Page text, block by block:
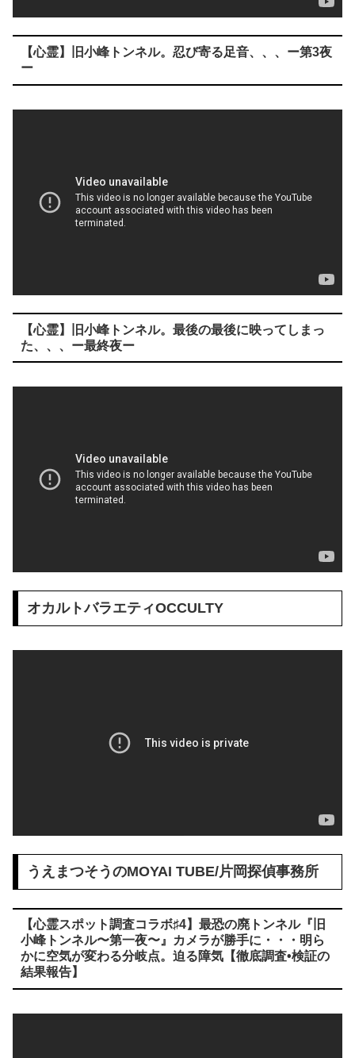
【心霊】旧小峰トンネル。忍び寄る足音、、、ー第3夜
ー
【心霊】旧小峰トンネル。最後の最後に映ってしまっ
た、、、ー最終夜ー
オカルトバラエティOCCULTY
うえまつそうのMOYAI TUBE/片岡探偵事務所
【心霊スポット調査コラボ♯4】最恐の廃トンネル『旧
小峰トンネル〜第一夜〜』カメラが勝手に・・・明ら
かに空気が変わる分岐点。迫る障気【徹底調査•検証の
結果報告】